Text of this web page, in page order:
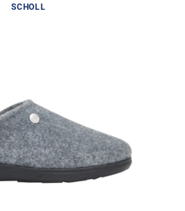
SCHOLL